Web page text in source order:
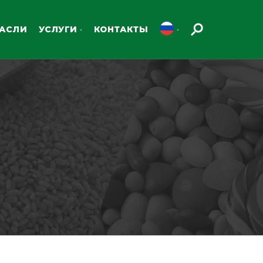
УСЛУГИ КОНТАКТЫ